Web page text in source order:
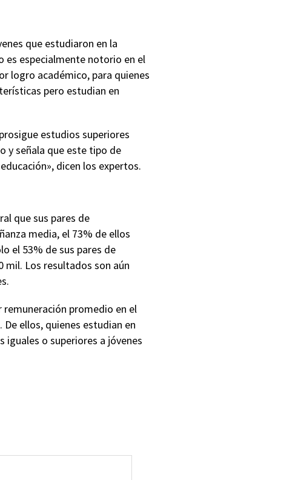
que estudiaron en la
es especialmente notorio en el
logro académico, para quienes
pero estudian en
estudios superiores
y señala que este tipo de
dicen los expertos.
que sus pares de
media, el 73% de ellos
el 53% de sus pares de
mil. Los resultados son aún
remuneración promedio en el
ellos, quienes estudian en
o superiores a jóvenes